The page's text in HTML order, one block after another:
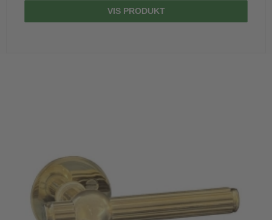
VIS PRODUKT